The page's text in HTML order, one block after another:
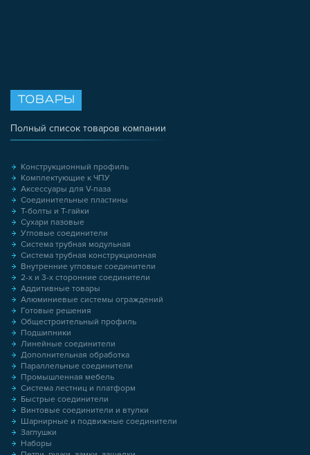
ТОВАРЫ
Полный список товаров компании
Конструкционный профиль
Комплектующие к ЧПУ
Аксессуары для V-паза
Соединительные пластины
Т-болты и Т-гайки
Сухари пазовые
Угловые соединители
Система трубная модульная
Система трубная конструкционная
Внутренние угловые соединители
2-х и 3-х сторонние соединители
Аддитивные товары
Алюминиевые системы ограждений
Готовые решения
Общестроительный профиль
Подшипники
Линейные соединители
Дополнительная обработка
Параллельные соединители
Промышленная мебель
Система лестниц и платформ
Быстрые соединители
Винтовые соединители и втулки
Шарнирные и подвижные соединители
Заглушки
Наборы